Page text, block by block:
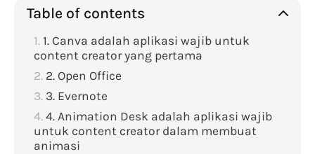
Table of contents
1. Canva adalah aplikasi wajib untuk
content creator yang pertama
2. Open Office
3. Evernote
4. Animation Desk adalah aplikasi wajib
untuk content creator dalam membuat
animasi